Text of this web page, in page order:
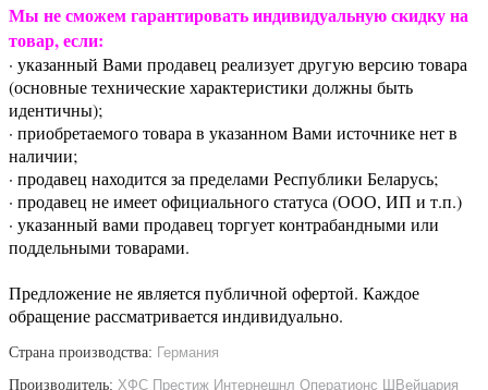
Мы не сможем гарантировать индивидуальную скидку на
товар, если:
· указанный Вами продавец реализует другую версию товара
(основные технические характеристики должны быть
идентичны);
· приобретаемого товара в указанном Вами источнике нет в
наличии;
· продавец находится за пределами Республики Беларусь;
· продавец не имеет официального статуса (ООО, ИП и т.п.)
· указанный вами продавец торгует контрабандными или
поддельными товарами.
Предложение не является публичной офертой. Каждое
обращение рассматривается индивидуально.
Страна производства: Германия
Производитель: ХФС Престиж Интернешнл Оператионс ШВейцария